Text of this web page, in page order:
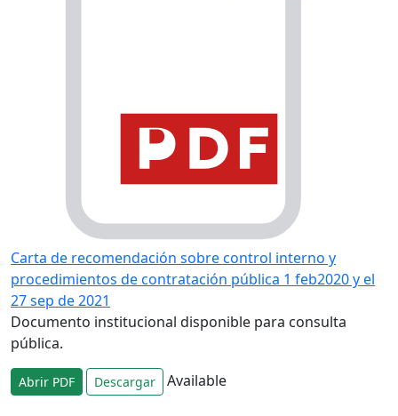
Carta de recomendación sobre control interno y
procedimientos de contratación pública 1 feb2020 y el
27 sep de 2021
Documento institucional disponible para consulta
pública.
Abrir PDF Descargar Available